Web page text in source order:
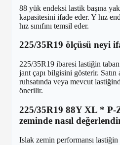
88 yük endeksi lastik başına
kapasitesini ifade eder. Y hız
hız sınıfını temsil eder.
225/35R19 ölçüsü neyi
225/35R19 ibaresi lastiğin
jant çapı bilgisini gösterir. Satın
ruhsatında veya mevcut
önerilir.
225/35R19 88Y XL * P-
zeminde nasıl
Islak zemin performansı